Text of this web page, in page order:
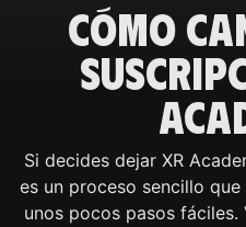
Cómo
Si decides dejar XR
es un proceso sencillo
unos pocos pasos